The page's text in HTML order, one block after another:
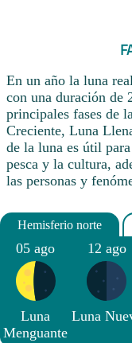
En un año la luna
con una duración de
principales fases de
Creciente, Luna
de la luna es útil
pesca y la cultura,
las personas y
05 ago
Luna
Menguante
12 ago
Luna